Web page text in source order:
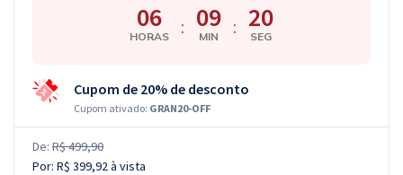
06
HORAS : 09
MIN : 20
SEG
Cupom de 20% de desconto
Cupom ativado: GRAN20-OFF
De: R$ 499,90
Por: R$ 399,92à vista